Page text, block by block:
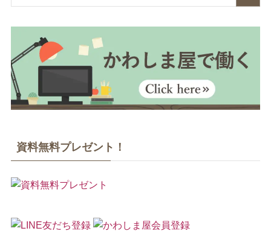
資料無料プレゼント！